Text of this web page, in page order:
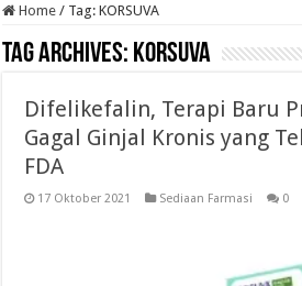
Home / Tag:KORSUVA
Tag Archives: KORSUVA
Difelikefalin, Terapi Baru
Gagal Ginjal Kronis yang
FDA
17 Oktober 2021 Sediaan Farmasi 0